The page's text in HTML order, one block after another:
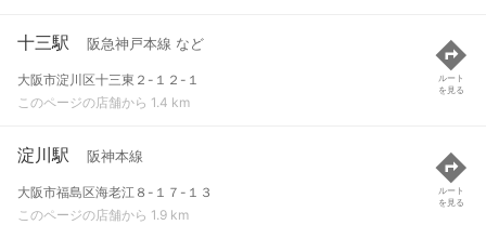
十三駅 阪急神戸本線 など
大阪市淀川区十三東２-１２-１
このページの店舗から 1.4 km
ルート
を見る
淀川駅 阪神本線
大阪市福島区海老江８-１７-１３
このページの店舗から 1.9 km
ルート
を見る